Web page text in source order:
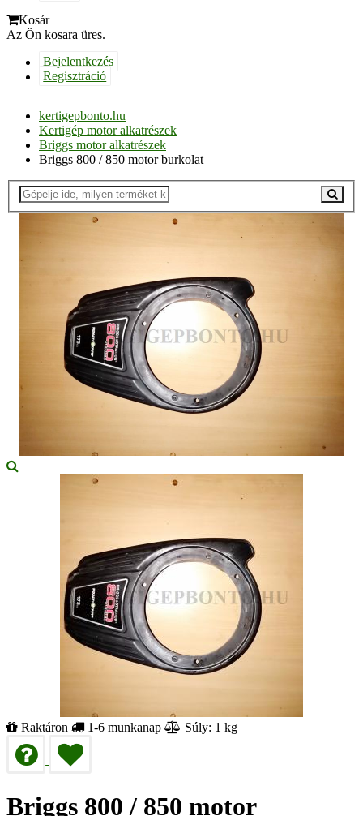
Kosár
Az Ön kosara üres.
Bejelentkezés
Regisztráció
kertigepbonto.hu
Kertigép motor alkatrészek
Briggs motor alkatrészek
Briggs 800 / 850 motor burkolat
Raktáron 1-6 munkanap Súly: 1 kg
Briggs 800 / 850 motor